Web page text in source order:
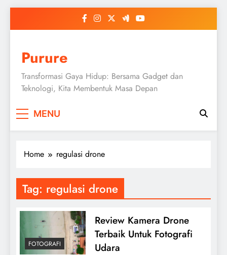
Purure
Transformasi Gaya Hidup: Bersama Gadget dan
Teknologi, Kita Membentuk Masa Depan
MENU
Home regulasi drone
Tag: regulasi drone
FOTOGRAFI
Review Kamera Drone
Terbaik Untuk Fotografi
Udara